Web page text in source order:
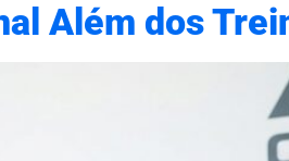
Além dos